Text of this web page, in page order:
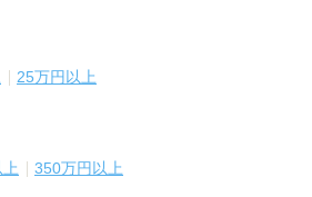
25万円以上
350万円以上